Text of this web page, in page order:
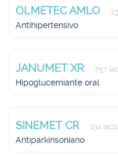
OLMETEC AMLO
Antihipertensivo
JANUMET XR 757
Hipoglucemiante oral
SINEMET CR 234
Antiparkinsoniano